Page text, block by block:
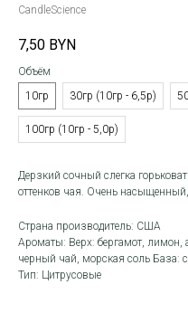
CandleScience
7,50 BYN
Объём
10гр
30гр (10гр - 6,5р)
100гр (10гр - 5,0р)
Дерзкий сочный слегка
оттенков чая. Очень
Страна производитель: США
Ароматы: Верх: бергамот, лимон,
черный чай, морская соль База:
Тип: Цитрусовые